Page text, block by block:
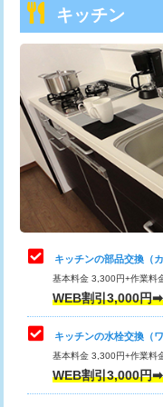
給水管工事※（ホール加
給水管工事※（バンド
給水管工事※（支持金
給水管工事※（保温材
め込み）)
給水管工事※（土の掘
給水管工事※（塩ビ管
用/3ｍまで)
給水管工事※（塩ビ管
用（追加）/3ｍ超え)
給水管工事※（ライニ
管・ポリ管・HT管使
トーラー機使用/3mまで
追加トーラー機使用/3m
カメラ調査
桝清掃
止水・漏水調査・防水
理・調整・分解・加工
止水・漏水調査・防水
理・調整・分解・加工
止水・漏水調査・防水
理・調整・分解・加工
お風呂タンク脱着
その他部品の脱着
キッチン
キッチンの部品交換（
基本料金 3,300円+作業料
WEB割引3,000円
キッチンの水栓交換（
基本料金 3,300円+作業料
WEB割引3,000円